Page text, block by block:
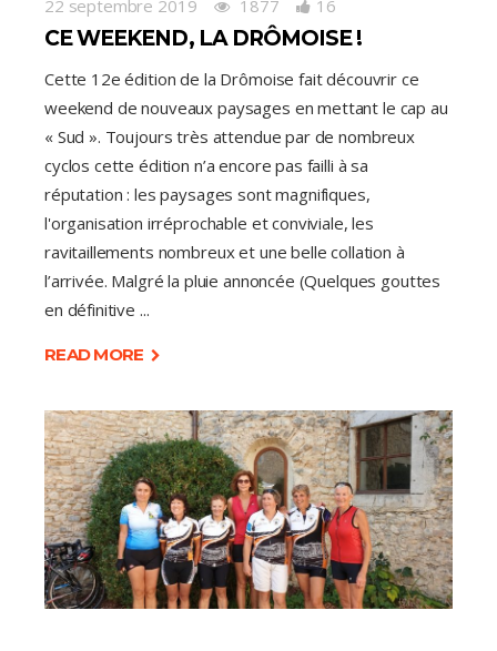
22 septembre 2019 1877 16
CE WEEKEND, LA DRÔMOISE !
Cette 12e édition de la Drômoise fait découvrir ce
weekend de nouveaux paysages en mettant le cap au
« Sud ». Toujours très attendue par de nombreux
cyclos cette édition n’a encore pas failli à sa
réputation : les paysages sont magnifiques,
l'organisation irréprochable et conviviale, les
ravitaillements nombreux et une belle collation à
l’arrivée. Malgré la pluie annoncée (Quelques gouttes
en définitive
READ MORE